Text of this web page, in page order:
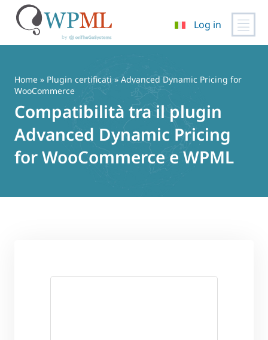
contenuto
Log in
Home » Plugin certificati » Advanced Dynamic Pricing for
WooCommerce
Compatibilità tra il plugin
Advanced Dynamic Pricing
for WooCommerce e WPML